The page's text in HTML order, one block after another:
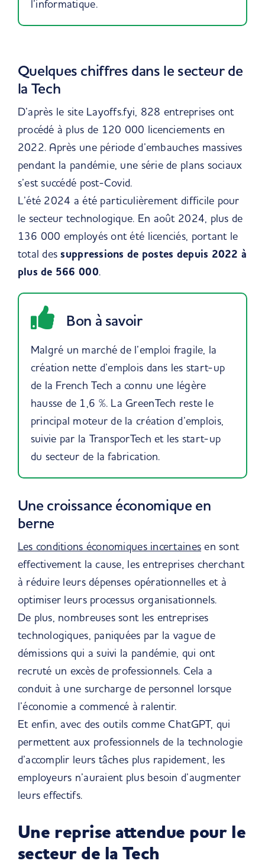
l’informatique.
Quelques chiffres dans le secteur de
la Tech
D’après le site Layoffs.fyi, 828 entreprises ont
procédé à plus de 120 000 licenciements en
2022. Après une période d’embauches massives
pendant la pandémie, une série de plans sociaux
s’est succédé post-Covid.
L’été 2024 a été particulièrement difficile pour
le secteur technologique. En août 2024, plus de
136 000 employés ont été licenciés, portant le
total dessuppressions de postes depuis 2022 à
plus de 566 000.
Bon à savoir
Malgré un marché de l’emploi fragile, la
création nette d’emplois dans les start-up
de la French Tech a connu une légère
hausse de 1,6 %. La GreenTech reste le
principal moteur de la création d’emplois,
suivie par la TransporTech et les start-up
du secteur de la fabrication.
Une croissance économique en
berne
Les conditions économiques incertaines en sont
effectivement la cause, les entreprises cherchant
à réduire leurs dépenses opérationnelles et à
optimiser leurs processus organisationnels.
De plus, nombreuses sont les entreprises
technologiques, paniquées par la vague de
démissions qui a suivi la pandémie, qui ont
recruté un excès de professionnels. Cela a
conduit à une surcharge de personnel lorsque
l’économie a commencé à ralentir.
Et enfin, avec des outils comme ChatGPT, qui
permettent aux professionnels de la technologie
d’accomplir leurs tâches plus rapidement, les
employeurs n’auraient plus besoin d’augmenter
leurs effectifs.
Une reprise attendue pour le
secteur de la Tech